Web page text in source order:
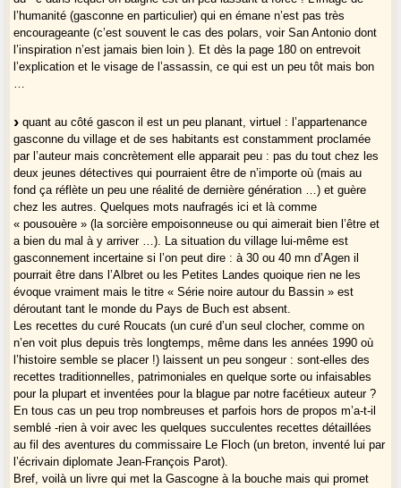
l’humanité (gasconne en particulier) qui en émane n’est pas très
encourageante (c’est souvent le cas des polars, voir San Antonio dont
l’inspiration n’est jamais bien loin ). Et dès la page 180 on entrevoit
l’explication et le visage de l’assassin, ce qui est un peu tôt mais bon
quant au côté gascon il est un peu planant, virtuel : l’appartenance
gasconne du village et de ses habitants est constamment proclamée
par l’auteur mais concrètement elle apparait peu : pas du tout chez les
deux jeunes détectives qui pourraient être de n’importe où (mais au
fond ça réflète un peu une réalité de dernière génération …) et guère
chez les autres. Quelques mots naufragés ici et là comme
« pousouère » (la sorcière empoisonneuse ou qui aimerait bien l’être et
a bien du mal à y arriver …). La situation du village lui-même est
gasconnement incertaine si l’on peut dire : à 30 ou 40 mn d’Agen il
pourrait être dans l’Albret ou les Petites Landes quoique rien ne les
évoque vraiment mais le titre « Série noire autour du Bassin » est
déroutant tant le monde du Pays de Buch est absent.
Les recettes du curé Roucats (un curé d’un seul clocher, comme on
n’en voit plus depuis très longtemps, même dans les années 1990 où
l’histoire semble se placer !) laissent un peu songeur : sont-elles des
recettes traditionnelles, patrimoniales en quelque sorte ou infaisables
pour la plupart et inventées pour la blague par notre facétieux auteur ?
En tous cas un peu trop nombreuses et parfois hors de propos m’a-t-il
semblé -rien à voir avec les quelques succulentes recettes détaillées
au fil des aventures du commissaire Le Floch (un breton, inventé lui par
l’écrivain diplomate Jean-François Parot).
Bref, voilà un livre qui met la Gascogne à la bouche mais qui promet